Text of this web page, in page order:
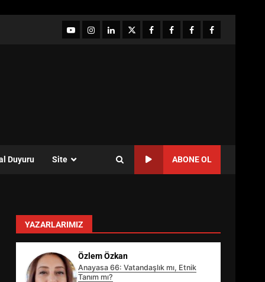
YouTubeInstagram
LinkedIntwitterfacebook-Facebook-
Facebook-Facebook-
Duyuru Site ABONE OL
YAZARLARIMIZ
Özlem Özkan
Anayasa 66: Vatandaşlık mı, Etnik
Tanım mı?